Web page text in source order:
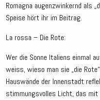
Romagna augenzwinkernd als
Speise hört ihr im Beitrag.
La rossa – Die Rote:
Wer die Sonne Italiens einmal
weiss, wieso man sie „die
Hauswände der Innenstadt
stimmungsvolles Licht, das mit